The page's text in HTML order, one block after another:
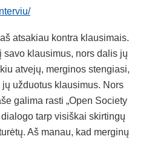
atsakiau kontra klausimais.
klausimus, nors dalis jų
atvejų, merginos stengiasi,
užduotus klausimus. Nors
galima rasti „Open Society
tarp visiškai skirtingų
Aš manau, kad merginų